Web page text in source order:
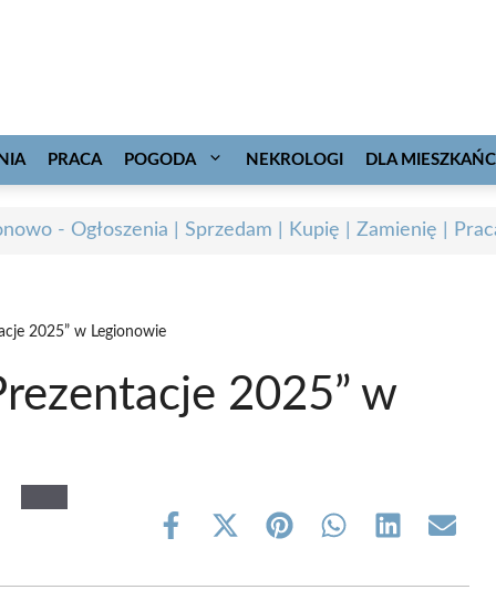
PRACA POGODA NEKROLOGI DLA
- Ogłoszenia | Sprzedam | Kupię | Zamienię |
2025” w Legionowie
2025” w
Share
Share
(Twitter)
Share Share Share Share